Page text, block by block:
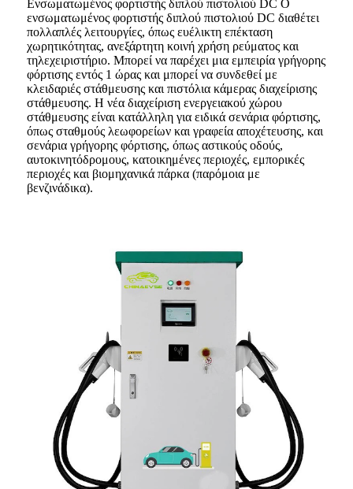
Ενσωματωμένος φορτιστής διπλού πιστολιού DC Ο
ενσωματωμένος φορτιστής διπλού πιστολιού DC διαθέτει
πολλαπλές λειτουργίες, όπως ευέλικτη επέκταση
χωρητικότητας, ανεξάρτητη κοινή χρήση ρεύματος και
τηλεχειριστήριο. Μπορεί να παρέχει μια εμπειρία γρήγορης
φόρτισης εντός 1 ώρας και μπορεί να συνδεθεί με
κλειδαριές στάθμευσης και πιστόλια κάμερας διαχείρισης
στάθμευσης. Η νέα διαχείριση ενεργειακού χώρου
στάθμευσης είναι κατάλληλη για ειδικά σενάρια φόρτισης,
όπως σταθμούς λεωφορείων και γραφεία αποχέτευσης, και
σενάρια γρήγορης φόρτισης, όπως αστικούς οδούς,
αυτοκινητόδρομους, κατοικημένες περιοχές, εμπορικές
περιοχές και βιομηχανικά πάρκα (παρόμοια με
βενζινάδικα).